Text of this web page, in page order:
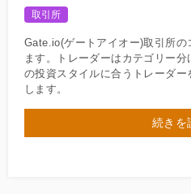
取引所
Gate.io(ゲートアイオー)取引所の
ます。トレーダーはカテゴリー
の投資スタイルに合うトレーダ
します。
続きを